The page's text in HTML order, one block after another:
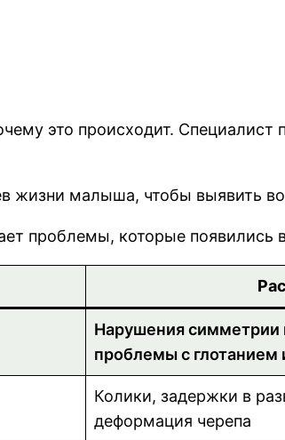
это происходит. Специалист
жизни малыша, чтобы выявить
проблемы, которые
Нарушения симметрии
проблемы с глотанием
Колики, задержки в
деформация черепа